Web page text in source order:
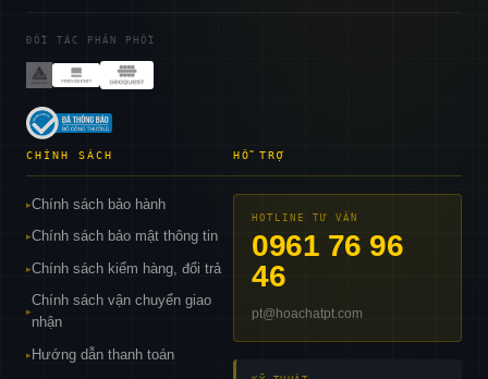
ĐỐI TÁC PHÂN PHỐI
CHÍNH SÁCH
▸Chính sách bảo hành
▸Chính sách bảo mật thông tin
▸Chính sách kiểm hàng, đổi trả
▸
Chính sách vận chuyển giao
nhận
▸ Hướng dẫn thanh toán
HỖ TRỢ
HOTLINE TƯ VẤN
0961 76 96
46
pt@hoachatpt.com